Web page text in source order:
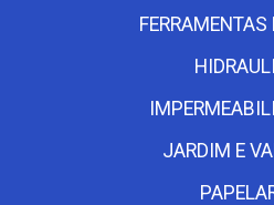
JARDIM E